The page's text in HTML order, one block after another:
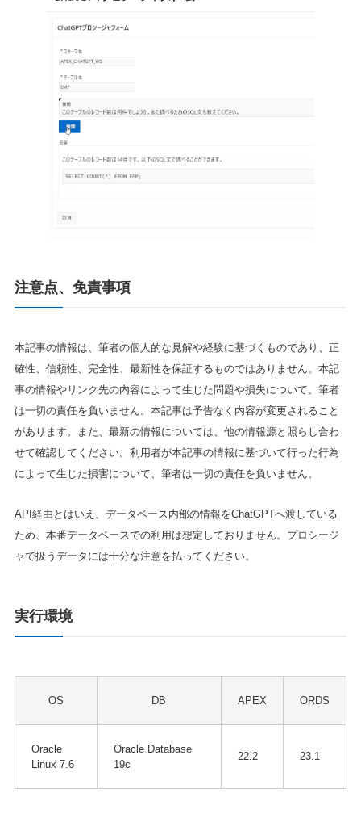
注意点、免責事項
本記事の情報は、筆者の個人的な見解や経験に基づくものであり、正
確性、信頼性、完全性、最新性を保証するものではありません。本記
事の情報やリンク先の内容によって生じた問題や損失について、筆者
は一切の責任を負いません。本記事は予告なく内容が変更されること
があります。また、最新の情報については、他の情報源と照らし合わ
せて確認してください。利用者が本記事の情報に基づいて行った行為
によって生じた損害について、筆者は一切の責任を負いません。
API経由とはいえ、データベース内部の情報をChatGPTへ渡している
ため、本番データベースでの利用は想定しておりません。プロシージ
ャで扱うデータには十分な注意を払ってください。
実行環境
OS DB APEX ORDS
Oracle
Linux 7.6
Oracle Database
19c
22.2 23.1